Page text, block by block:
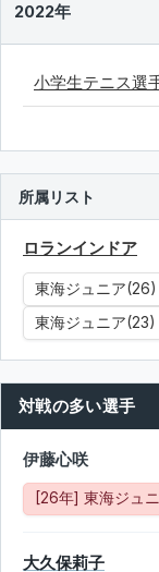
2022年
小学生テニス選
所属リスト
ロランインドア
東海ジュニア(26)
東海ジュニア(23)
対戦の多い選手
伊藤心咲
[26年] 東海ジュ
大久保莉子